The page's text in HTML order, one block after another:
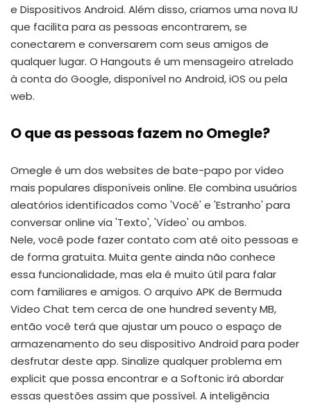
e Dispositivos Android. Além disso, criamos uma nova IU
que facilita para as pessoas encontrarem, se
conectarem e conversarem com seus amigos de
qualquer lugar. O Hangouts é um mensageiro atrelado
à conta do Google, disponível no Android, iOS ou pela
web.
O que as pessoas fazem no Omegle?
Omegle é um dos websites de bate-papo por vídeo
mais populares disponíveis online. Ele combina usuários
aleatórios identificados como 'Você' e 'Estranho' para
conversar online via 'Texto', 'Vídeo' ou ambos.
Nele, você pode fazer contato com até oito pessoas e
de forma gratuita. Muita gente ainda não conhece
essa funcionalidade, mas ela é muito útil para falar
com familiares e amigos. O arquivo APK de Bermuda
Video Chat tem cerca de one hundred seventy MB,
então você terá que ajustar um pouco o espaço de
armazenamento do seu dispositivo Android para poder
desfrutar deste app. Sinalize qualquer problema em
explicit que possa encontrar e a Softonic irá abordar
essas questões assim que possível. A inteligência